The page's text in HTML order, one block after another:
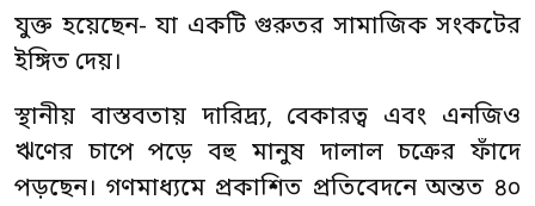
যুক্ত হয়েছেন- যা একটি গুরুতর সামাজিক সংকটের
ইঙ্গিত দেয়।
স্থানীয় বাস্তবতায় দারিদ্র্য, বেকারত্ব এবং এনজিও
ঋণের চাপে পড়ে বহু মানুষ দালাল চক্রের ফাঁদে
পড়ছেন। গণমাধ্যমে প্রকাশিত প্রতিবেদনে অন্তত ৪০